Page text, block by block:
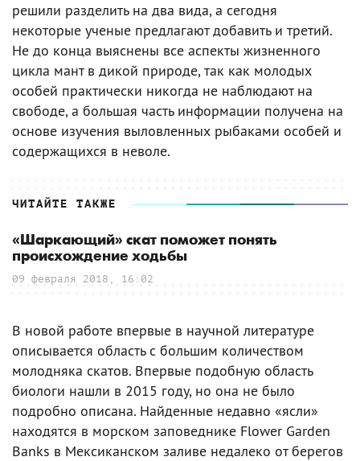
решили разделить на два вида, а сегодня
некоторые ученые предлагают добавить и третий.
Не до конца выяснены все аспекты жизненного
цикла мант в дикой природе, так как молодых
особей практически никогда не наблюдают на
свободе, а большая часть информации получена на
основе изучения выловленных рыбаками особей и
содержащихся в неволе.
ЧИТАЙТЕ ТАКЖЕ
«Шаркающий» скат поможет понять
происхождение ходьбы
09 февраля 2018, 16:02
В новой работе впервые в научной литературе
описывается область с большим количеством
молодняка скатов. Впервые подобную область
биологи нашли в 2015 году, но она не было
подробно описана. Найденные недавно «ясли»
находятся в морском заповеднике Flower Garden
Banks в Мексиканском заливе недалеко от берегов